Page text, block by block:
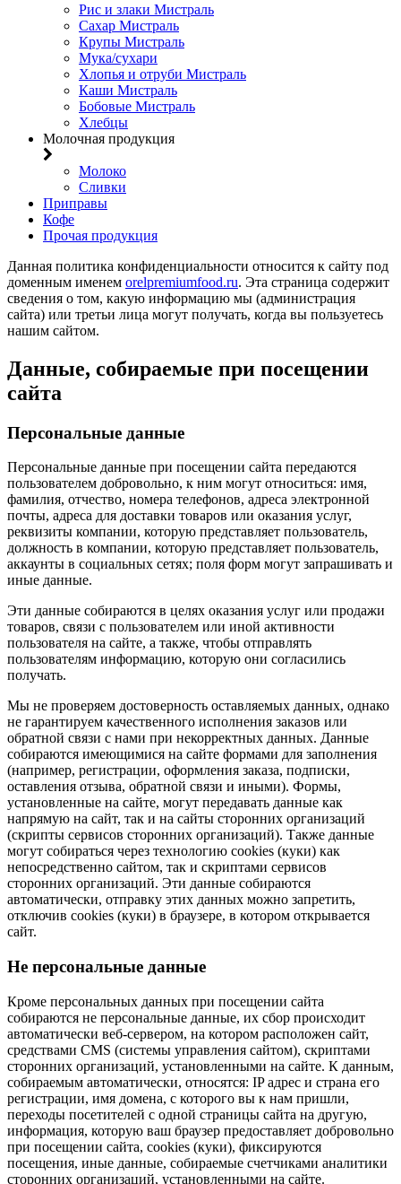
Рис и злаки Мистраль
Сахар Мистраль
Крупы Мистраль
Мука/сухари
Хлопья и отруби Мистраль
Каши Мистраль
Бобовые Мистраль
Хлебцы
Молочная продукция
Молоко
Сливки
Приправы
Кофе
Прочая продукция
Данная политика конфиденциальности относится к сайту под
доменным именем orelpremiumfood.ru. Эта страница содержит
сведения о том, какую информацию мы (администрация
сайта) или третьи лица могут получать, когда вы пользуетесь
нашим сайтом.
Данные, собираемые при посещении
сайта
Персональные данные
Персональные данные при посещении сайта передаются
пользователем добровольно, к ним могут относиться: имя,
фамилия, отчество, номера телефонов, адреса электронной
почты, адреса для доставки товаров или оказания услуг,
реквизиты компании, которую представляет пользователь,
должность в компании, которую представляет пользователь,
аккаунты в социальных сетях; поля форм могут запрашивать и
иные данные.
Эти данные собираются в целях оказания услуг или продажи
товаров, связи с пользователем или иной активности
пользователя на сайте, а также, чтобы отправлять
пользователям информацию, которую они согласились
получать.
Мы не проверяем достоверность оставляемых данных, однако
не гарантируем качественного исполнения заказов или
обратной связи с нами при некорректных данных. Данные
собираются имеющимися на сайте формами для заполнения
(например, регистрации, оформления заказа, подписки,
оставления отзыва, обратной связи и иными). Формы,
установленные на сайте, могут передавать данные как
напрямую на сайт, так и на сайты сторонних организаций
(скрипты сервисов сторонних организаций). Также данные
могут собираться через технологию cookies (куки) как
непосредственно сайтом, так и скриптами сервисов
сторонних организаций. Эти данные собираются
автоматически, отправку этих данных можно запретить,
отключив cookies (куки) в браузере, в котором открывается
сайт.
Не персональные данные
Кроме персональных данных при посещении сайта
собираются не персональные данные, их сбор происходит
автоматически веб-сервером, на котором расположен сайт,
средствами CMS (системы управления сайтом), скриптами
сторонних организаций, установленными на сайте. К данным,
собираемым автоматически, относятся: IP адрес и страна его
регистрации, имя домена, с которого вы к нам пришли,
переходы посетителей с одной страницы сайта на другую,
информация, которую ваш браузер предоставляет добровольно
при посещении сайта, cookies (куки), фиксируются
посещения, иные данные, собираемые счетчиками аналитики
сторонних организаций, установленными на сайте.